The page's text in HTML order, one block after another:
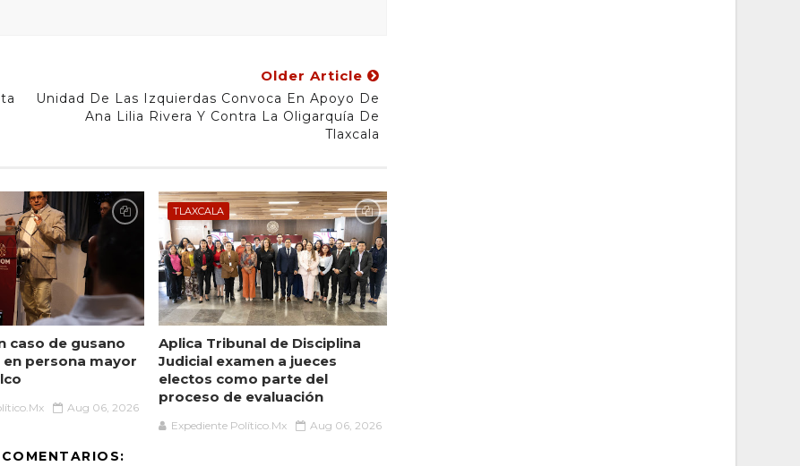
Older Article
Unidad De Las Izquierdas Convoca En Apoyo De
Ana Lilia Rivera Y Contra La Oligarquía De
Tlaxcala
caso de gusano
persona mayor
Aug 06, 2026
TLAXCALA
Aplica Tribunal de Disciplina
Judicial examen a jueces
electos como parte del
proceso de evaluación
Expediente Político.Mx Aug 06, 2026